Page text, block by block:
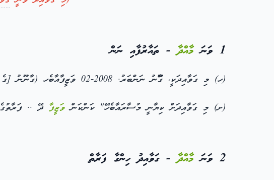
1 ވަނަ މާއްދާ- ތައާރުފާއި ނަން
(ހ) މި ގަވާއިދަކީ، ގާޫނު ނަންބަރު. 2008-02 ވަޒީފާއާބެހ (ގާނޫނު [ގެ 57 ވަނަ- މާއްދާގެ (ށ)! ގެ ދަށުން ހަދާފައިވާ -ގަވާއިދެކެވ
(ށ) މި ގަވާއިދަށް ކިޔާނީ މުސާރައާބެހޭ" ކަންކަން ވަޒީފާ ދޭ ..
2 ވަނަ މާއްދާ- ގަވާއިދު ހިންގާ ފަރާތް